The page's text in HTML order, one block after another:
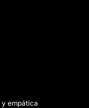
y empática